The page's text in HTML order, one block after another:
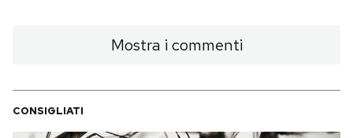
Mostra i commenti
CONSIGLIATI